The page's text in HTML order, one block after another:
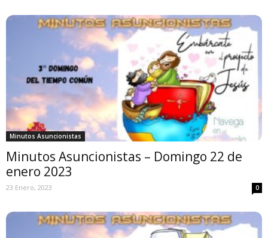
Minutos Asuncionistas
Minutos Asuncionistas – Domingo 22 de
enero 2023
23 Enero, 2023 0